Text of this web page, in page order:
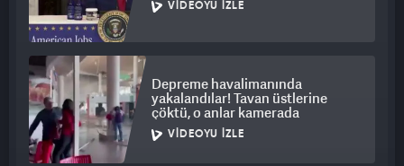
VIDEOYU İZLE
Depreme havalimanında
yakalandılar! Tavan üstlerine
çöktü, o anlar kamerada
VIDEOYU İZLE